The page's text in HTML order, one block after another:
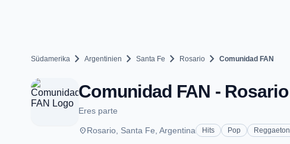
Südamerika chevron_right Argentinien chevron_right Santa Fe chevron_right Rosario chevron_right Comunidad FAN
Comunidad FAN - Rosario
Eres parte
placeRosario, Santa Fe, Argentina Hits Pop Reggaeton